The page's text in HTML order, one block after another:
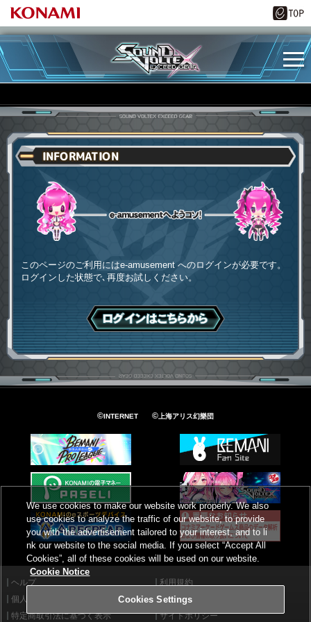
INFORMATION
このページのご利用にはe-amusement へのログインが必要です。
ログインした状態で､再度お試しください。
ログインはこちら
©INTERNET ©上海アリス幻樂団
ヘルプ
利用規約
個人情報等保護方針
外部送信について
特定商取引法に基づく表示
サイトポリシー
We use cookies to make our website work properly. We also
use cookies to analyze the traffic of our website, to provide
you with the advertisement tailored to your interest, and to li
nk our website to the social media. If you select “Accept All
Cookies”, all of these cookies will be used on our website.
Cookie Notice
Cookies Settings